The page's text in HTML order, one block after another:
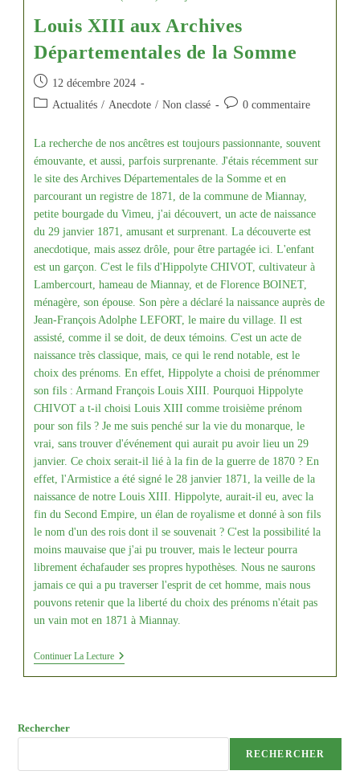
Louis XIII aux Archives
Départementales de la Somme
Publication
publiée :
12 décembre 2024
Post Actualités / Anecdote / Non classé
Commentaires
publication :
0 commentaire
La recherche de nos ancêtres est toujours passionnante, souvent
émouvante, et aussi, parfois surprenante. J'étais récemment sur
le site des Archives Départementales de la Somme et en
parcourant un registre de 1871, de la commune de Miannay,
petite bourgade du Vimeu, j'ai découvert, un acte de naissance
du 29 janvier 1871, amusant et surprenant. La découverte est
anecdotique, mais assez drôle, pour être partagée ici. L'enfant
est un garçon. C'est le fils d'Hippolyte CHIVOT, cultivateur à
Lambercourt, hameau de Miannay, et de Florence BOINET,
ménagère, son épouse. Son père a déclaré la naissance auprès de
Jean-François Adolphe LEFORT, le maire du village. Il est
assisté, comme il se doit, de deux témoins. C'est un acte de
naissance très classique, mais, ce qui le rend notable, est le
choix des prénoms. En effet, Hippolyte a choisi de prénommer
son fils : Armand François Louis XIII. Pourquoi Hippolyte
CHIVOT a t-il choisi Louis XIII comme troisième prénom
pour son fils ? Je me suis penché sur la vie du monarque, le
vrai, sans trouver d'événement qui aurait pu avoir lieu un 29
janvier. Ce choix serait-il lié à la fin de la guerre de 1870 ? En
effet, l'Armistice a été signé le 28 janvier 1871, la veille de la
naissance de notre Louis XIII. Hippolyte, aurait-il eu, avec la
fin du Second Empire, un élan de royalisme et donné à son fils
le nom d'un des rois dont il se souvenait ? C'est la possibilité la
moins mauvaise que j'ai pu trouver, mais le lecteur pourra
librement échafauder ses propres hypothèses. Nous ne saurons
jamais ce qui a pu traverser l'esprit de cet homme, mais nous
pouvons retenir que la liberté du choix des prénoms n'était pas
un vain mot en 1871 à Miannay.
Continuer La LectureLouis
Rechercher
RECHERCHER